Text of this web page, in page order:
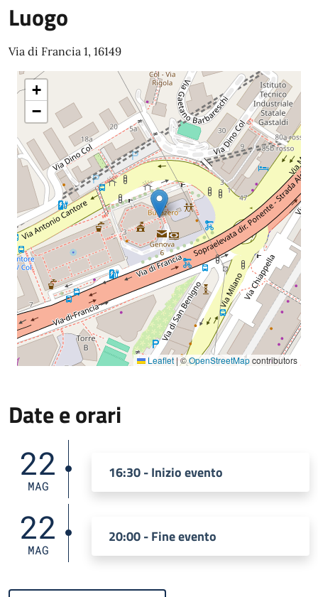
Luogo
Via di Francia 1, 16149
+
−
Leaflet |©OpenStreetMapcontributors
Date e orari
22
MAG
16:30 - Inizio evento
22
MAG
20:00 - Fine evento